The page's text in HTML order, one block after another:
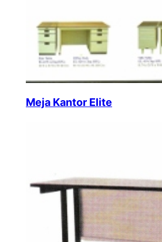
Meja Kantor Elite